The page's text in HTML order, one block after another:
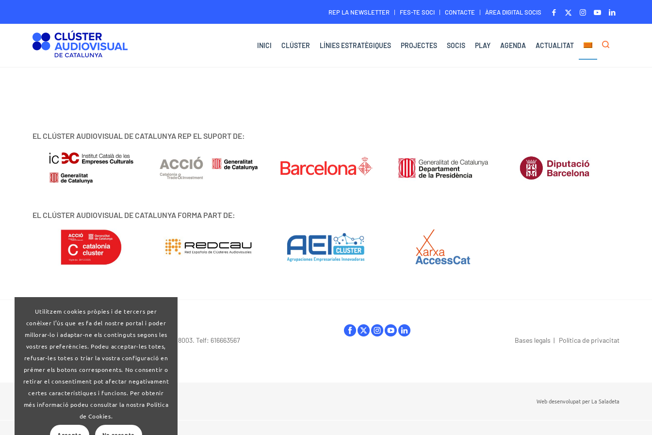
REP LA NEWSLETTER FES-TE SOCI CONTACTE ÀREA DIGITAL SOCIS
INICI CLÚSTER LÍNIES ESTRATÈGIQUES PROJECTES SOCIS PLAY AGENDA ACTUALITAT
EL CLÚSTER AUDIOVISUAL DE CATALUNYA REP EL SUPORT DE:
EL CLÚSTER AUDIOVISUAL DE CATALUNYA FORMA PART DE:
Via Laietana 32-34 4ª planta . Barcelona 08003. Telf: 616663567 Bases legals | Política de privacitat
© 2024 Clúster Audiovisual de Catalunya Web desenvolupat per La Saladeta
Utilitzem cookies pròpies i de tercers per
conèixer l’ús que es fa del nostre portal i poder
millorar-lo i adaptar-ne els continguts segons les
vostres preferències. Podeu acceptar-les totes,
refusar-les totes o triar la vostra configuració en
prémer els botons corresponents. No consentir o
retirar el consentiment pot afectar negativament
certes característiques i funcions. Per obtenir
més informació podeu consultar la nostra Política
de Cookies.